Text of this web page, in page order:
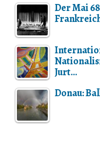
Der Mai
Jurt…
Donau: